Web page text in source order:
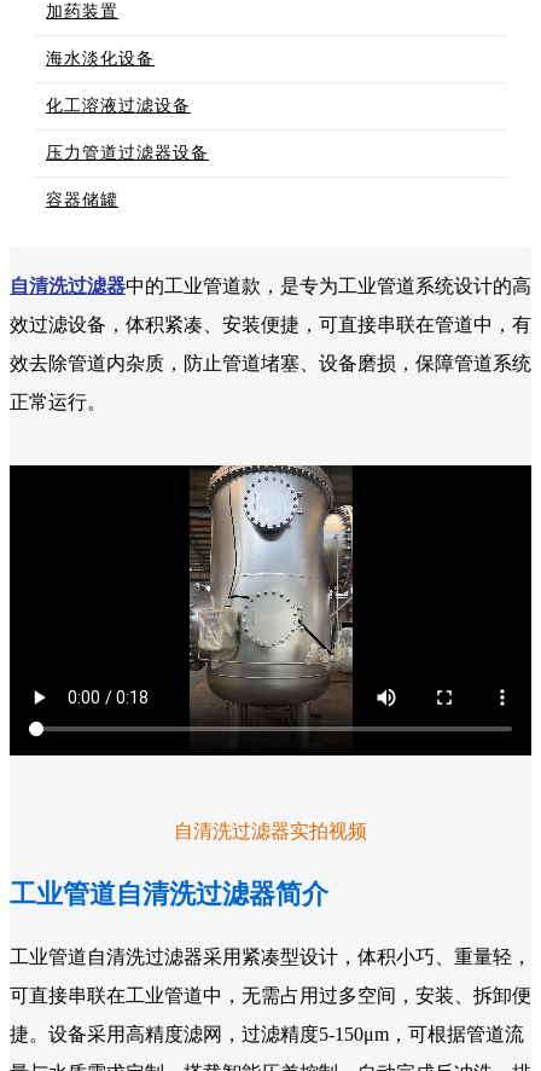
加药装置
海水淡化设备
化工溶液过滤设备
压力管道过滤器设备
容器储罐
自清洗过滤器中的工业管道款，是专为工业管道系统设计的高
效过滤设备，体积紧凑、安装便捷，可直接串联在管道中，有
效去除管道内杂质，防止管道堵塞、设备磨损，保障管道系统
正常运行。
自清洗过滤器实拍视频
工业管道自清洗过滤器简介
工业管道自清洗过滤器采用紧凑型设计，体积小巧、重量轻，
可直接串联在工业管道中，无需占用过多空间，安装、拆卸便
捷。设备采用高精度滤网，过滤精度5-150μm，可根据管道流